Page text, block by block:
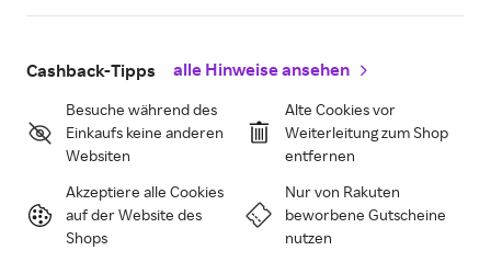
Cashback-Tipps alle Hinweise ansehen
Besuche während des
Einkaufs keine anderen
Websiten
Alte Cookies vor
Weiterleitung zum Shop
entfernen
Akzeptiere alle Cookies
auf der Website des
Shops
Nur von Rakuten
beworbene Gutscheine
nutzen